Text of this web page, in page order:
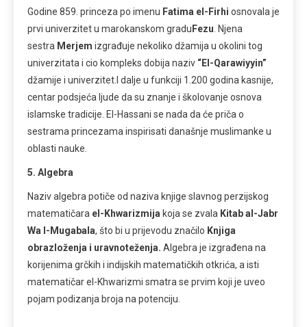
Godine 859. princeza po imenu Fatima el-Firhi osnovala je
prvi univerzitet u marokanskom gradu Fezu . Njena
sestra Merjem izgrađuje nekoliko džamija u okolini tog
univerzitata i cio kompleks dobija naziv “El-Qarawiyyin”
džamije i univerzitet.I dalje u funkciji 1.200 godina kasnije,
centar podsjeća ljude da su znanje i školovanje osnova
islamske tradicije. El-Hassani se nada da će priča o
sestrama princezama inspirisati današnje muslimanke u
oblasti nauke.
5. Algebra
Naziv algebra potiče od naziva knjige slavnog perzijskog
matematičara el-Khwarizmija koja se zvala Kitab al-Jabr
Wa l-Mugabala, što bi u prijevodu značilo Knjiga
obrazloženja i uravnoteženja. Algebra je izgrađena na
korijenima grčkih i indijskih matematičkih otkrića, a isti
matematičar el-Khwarizmi smatra se prvim koji je uveo
pojam podizanja broja na potenciju.